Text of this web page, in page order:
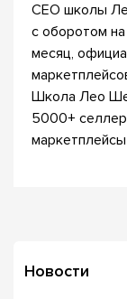
СЕО школы
с оборотом
месяц,
Школа Лео
5000+
Новости